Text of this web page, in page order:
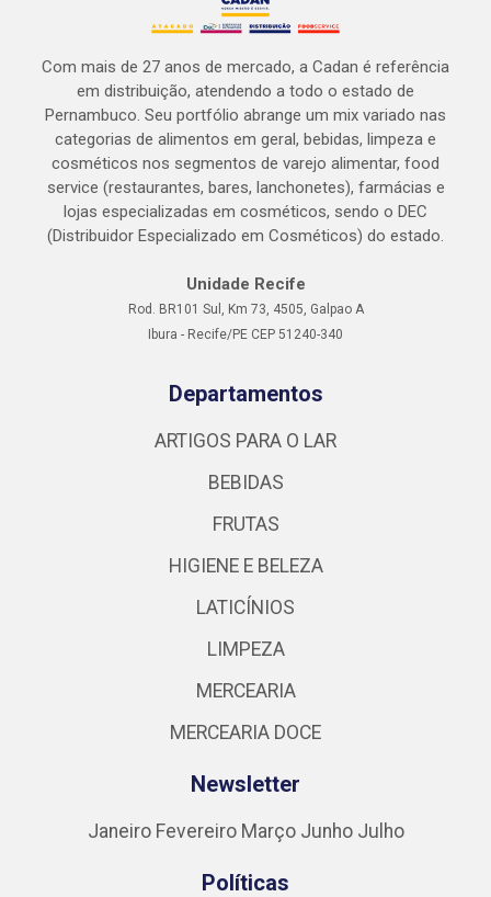
Com mais de 27 anos de mercado, a Cadan é referência
em distribuição, atendendo a todo o estado de
Pernambuco. Seu portfólio abrange um mix variado nas
categorias de alimentos em geral, bebidas, limpeza e
cosméticos nos segmentos de varejo alimentar, food
service (restaurantes, bares, lanchonetes), farmácias e
lojas especializadas em cosméticos, sendo o DEC
(Distribuidor Especializado em Cosméticos) do estado.
Unidade Recife
Rod. BR101 Sul, Km 73, 4505, Galpao A
Ibura - Recife/PE CEP 51240-340
Departamentos
ARTIGOS PARA O LAR
BEBIDAS
FRUTAS
HIGIENE E BELEZA
LATICÍNIOS
LIMPEZA
MERCEARIA
MERCEARIA DOCE
Newsletter
Janeiro Fevereiro Março Junho Julho
Políticas